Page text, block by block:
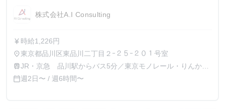
株式会社A.I Consulting
currency_yen 時給1,226円
place東京都品川区東品川二丁目２ｰ２５ｰ２０１号室
trainJR・京急 品川駅からバス5分／東京モノレール・りんかい
線 天王洲アイル駅 徒歩5分
calendar_today週2日〜 / 週6時間〜